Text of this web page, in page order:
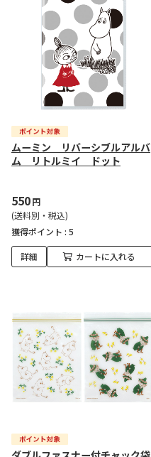
ムーミン リバーシブルアルバ
ム リトルミイ ドット
550円
(送料別・税込)
獲得ポイント : 5
詳細 カートに入れる